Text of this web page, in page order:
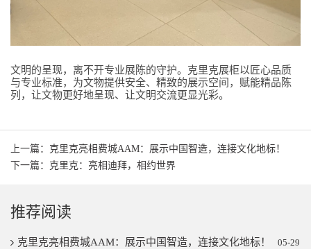
文明的呈现，离不开专业展陈的守护。克里克展柜以匠心品质
与专业标准，为文物提供安全、精致的展示空间，赋能精品陈
列，让文物更好地呈现、让文明交流更显光彩。
上一篇：克里克亮相费城AAM：展示中国智造，连接文化地标！
下一篇：克里克：亮相迪拜，相约世界
推荐阅读
克里克亮相费城AAM：展示中国智造，连接文化地标！ 05-29